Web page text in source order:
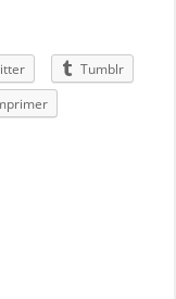
Tumblr